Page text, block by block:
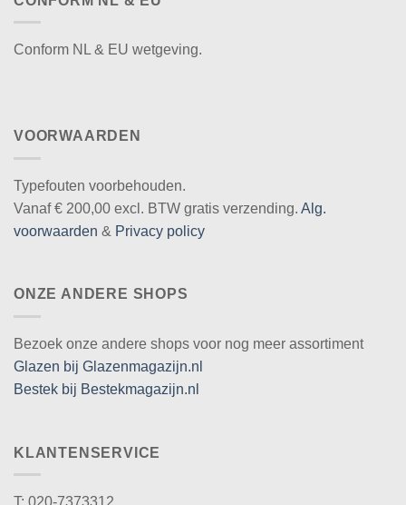
Conform NL & EU wetgeving.
VOORWAARDEN
Typefouten voorbehouden.
Vanaf € 200,00 excl. BTW gratis verzending. Alg.
voorwaarden & Privacy policy
ONZE ANDERE SHOPS
Bezoek onze andere shops voor nog meer assortiment
Glazen bij Glazenmagazijn.nl
Bestek bij Bestekmagazijn.nl
KLANTENSERVICE